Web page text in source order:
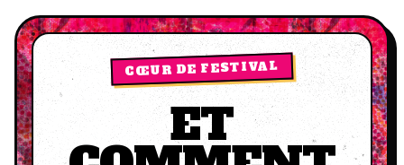
CŒUR DE FESTIVAL
ET